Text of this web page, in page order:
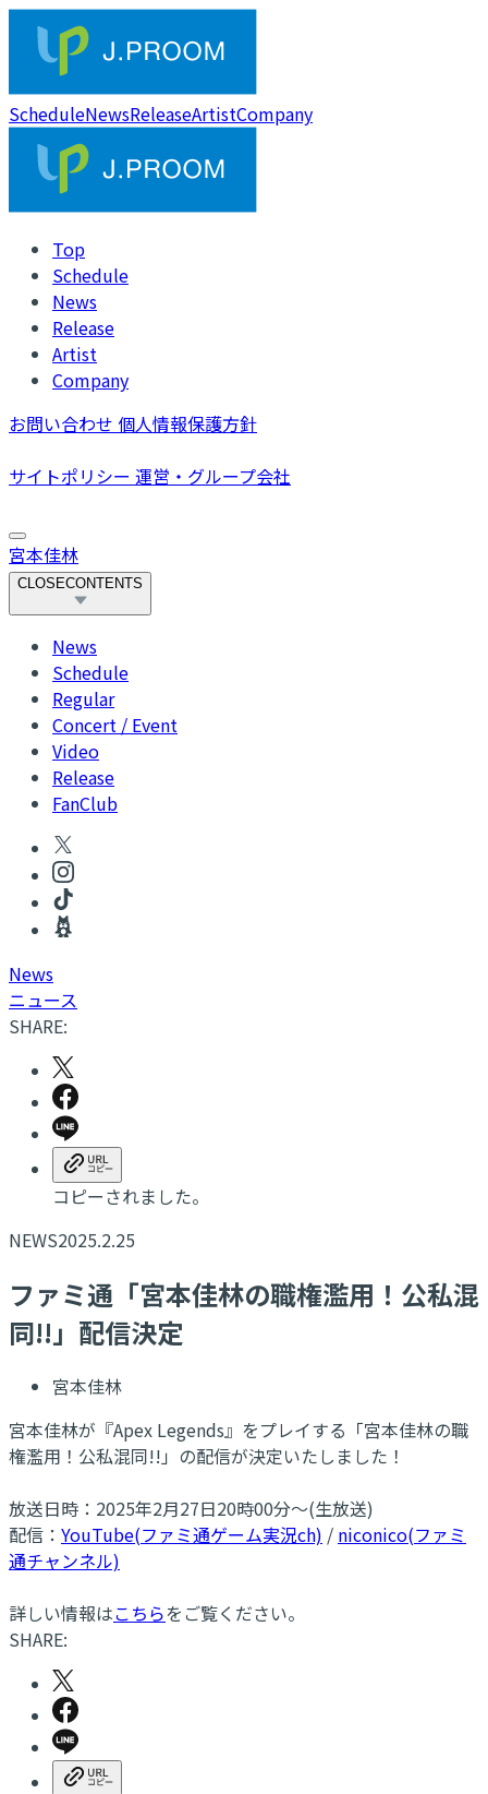
ScheduleNewsReleaseArtistCompany
Top
Schedule
News
Release
Artist
Company
お問い合わせ 個人情報保護方針
サイトポリシー 運営・グループ会社
宮本佳林
CLOSECONTENTS
News
Schedule
Regular
Concert / Event
Video
Release
FanClub
News
ニュース
SHARE:
コピーされました。
NEWS2025.2.25
ファミ通「宮本佳林の職権濫用！公私混
同!!」配信決定
宮本佳林
宮本佳林が『Apex Legends』をプレイする「宮本佳林の職
権濫用！公私混同!!」の配信が決定いたしました！
放送日時：2025年2月27日20時00分～(生放送)
配信： YouTube(ファミ通ゲーム実況ch) / niconico(ファミ
通チャンネル)
詳しい情報はこちらをご覧ください。
SHARE: